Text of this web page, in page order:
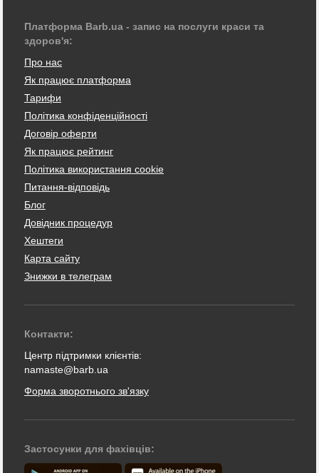
Платформа Barb.ua - запис на послуги краси та
здоров'я:
Про нас
Як працює платформа
Тарифи
Політика конфіденційності
Договір оферти
Як працює рейтинг
Політика використання cookie
Питання-відповідь
Блог
Довідник процедур
Хештеги
Карта сайту
Знижки в телеграм
Контакти:
Центр підтримки клієнтів:
namaste@barb.ua
Форма зворотнього зв'язку
Застосунки для фахівців: